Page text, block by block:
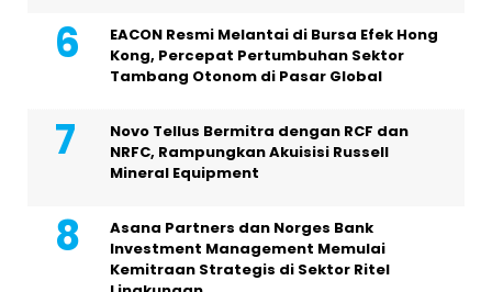
EACON Resmi Melantai di Bursa Efek Hong
Kong, Percepat Pertumbuhan Sektor
Tambang Otonom di Pasar Global
Novo Tellus Bermitra dengan RCF dan
NRFC, Rampungkan Akuisisi Russell
Mineral Equipment
Asana Partners dan Norges Bank
Investment Management Memulai
Kemitraan Strategis di Sektor Ritel